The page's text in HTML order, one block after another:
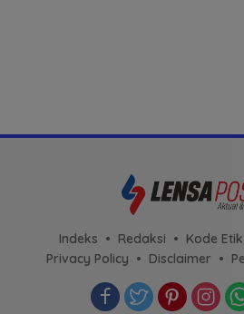
Indeks Redaksi Kode Etik
Privacy Policy
Disclaimer